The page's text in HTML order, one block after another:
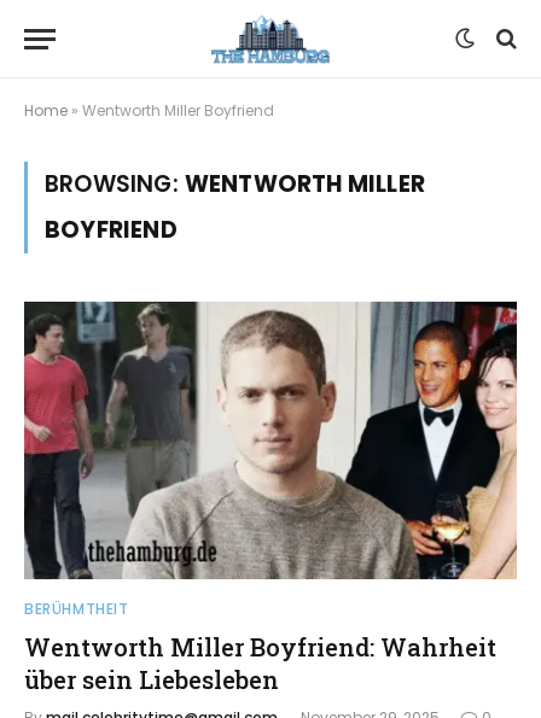
Home » Wentworth Miller Boyfriend
BROWSING: WENTWORTH MILLER
BOYFRIEND
BERÜHMTHEIT
Wentworth Miller Boyfriend: Wahrheit
über sein Liebesleben